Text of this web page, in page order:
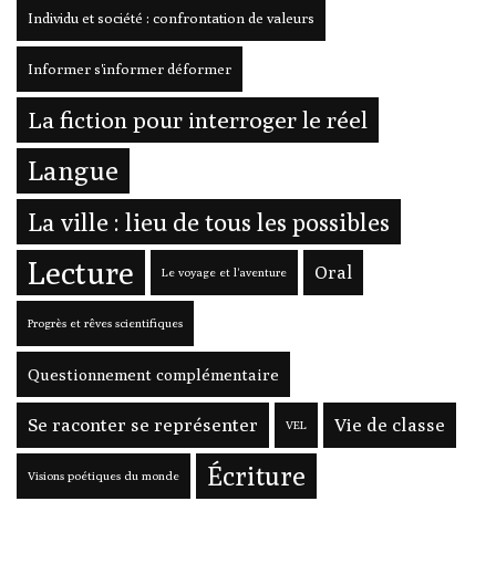
Individu et société : confrontation de valeurs
Informer s'informer déformer
La fiction pour interroger le réel
Langue
La ville : lieu de tous les possibles
Lecture Le voyage et l'aventure Oral
Progrès et rêves scientifiques
Questionnement complémentaire
Se raconter se représenter VEL Vie de classe
Visions poétiques du monde Écriture